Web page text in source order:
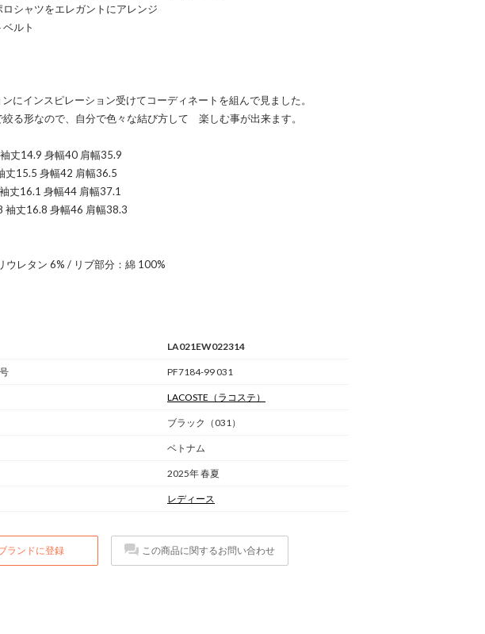
ロシャツをエレガントにアレンジ
ベルト
にインスピレーション受けてコーディネートを組んで見ました。
絞る形なので、自分で色々な結び方して 楽しむ事が出来ます。
丈14.9 身幅40 肩幅35.9
丈15.5 身幅42 肩幅36.5
丈16.1 身幅44 肩幅37.1
袖丈16.8 身幅46 肩幅38.3
ウレタン 6% / リブ部分：綿 100%
LA021EW022314
PF7184-99 031
LACOSTE （ラコステ）
ブラック（031）
ベトナム
2025年 春夏
レディース
ランドに登録 この商品に関するお問い合わせ